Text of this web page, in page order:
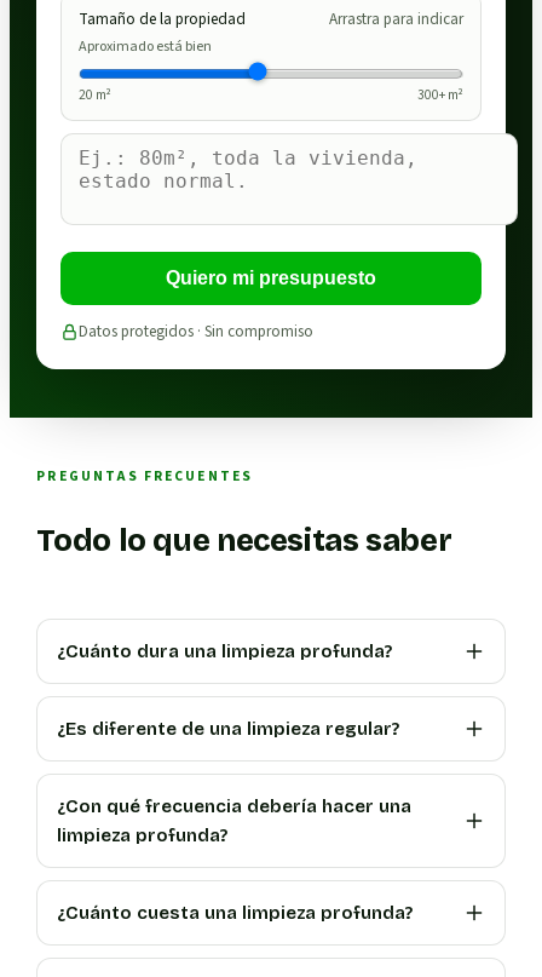
Tamaño de la propiedad Arrastra para indicar
Aproximado está bien
20 m² 300+ m²
Quiero mi presupuesto
Datos protegidos · Sin compromiso
PREGUNTAS FRECUENTES
Todo lo que necesitas saber
¿Cuánto dura una limpieza profunda?
¿Es diferente de una limpieza regular?
¿Con qué frecuencia debería hacer una
limpieza profunda?
¿Cuánto cuesta una limpieza profunda?